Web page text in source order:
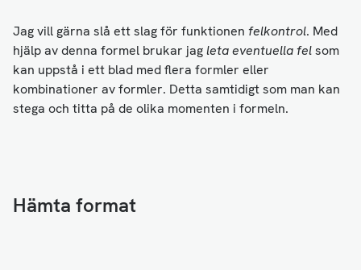
Jag vill gärna slå ett slag för funktionen felkontrol. Med
hjälp av denna formel brukar jagleta eventuella felsom
kan uppstå i ett blad med flera formler eller
kombinationer av formler. Detta samtidigt som man kan
stega och titta på de olika momenten i formeln.
Hämta format